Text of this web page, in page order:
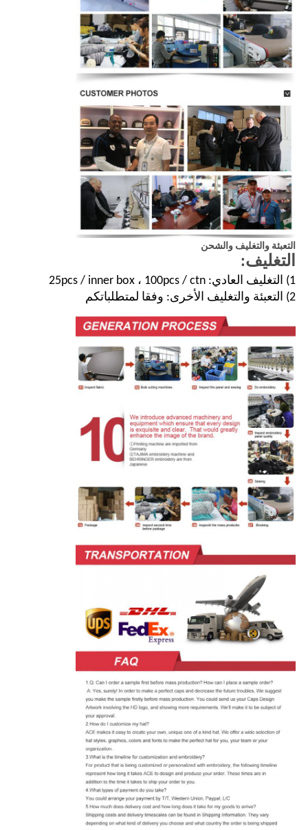
التعبئة والتغليف والشحن
التغليف:
1) التغليف العادي: 25pcs / inner box ، 100pcs / ctn
2) التعبئة والتغليف الأخرى: وفقا لمتطلباتكم